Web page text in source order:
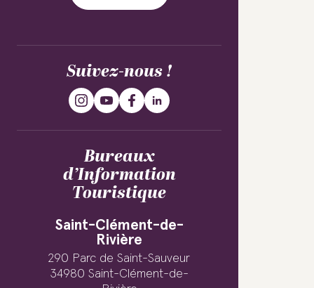
Suivez-nous !
Bureaux
d’Information
Touristique
Saint-Clément-de-
Rivière
290 Parc de Saint-Sauveur
34980 Saint-Clément-de-